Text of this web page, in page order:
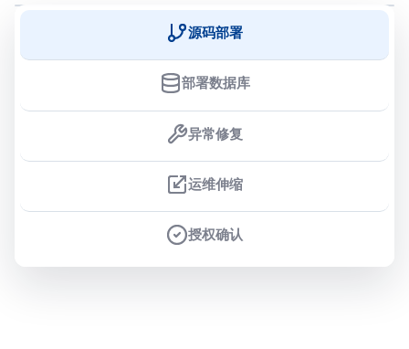
源码部署
部署数据库
异常修复
运维伸缩
授权确认